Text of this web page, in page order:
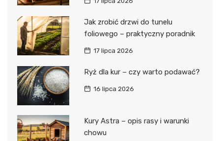
Jak zrobić drzwi do tunelu
foliowego – praktyczny poradnik
17 lipca 2026
Ryż dla kur – czy warto podawać?
16 lipca 2026
Kury Astra – opis rasy i warunki
chowu